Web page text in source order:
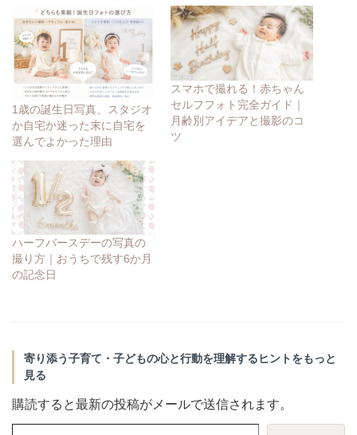
1歳の誕生日写真、スタジオ
か自宅か迷った末に自宅を
選んでよかった理由
スマホで撮れる！赤ちゃん
セルフフォト完全ガイド｜
月齢別アイデアと撮影のコ
ツ
ハーフバースデーの写真の
撮り方｜おうちで残す6か月
の記念日
寄り添う子育て・子どもの心と行動を理解するヒントをもっと
見る
購読すると最新の投稿がメールで送信されます。